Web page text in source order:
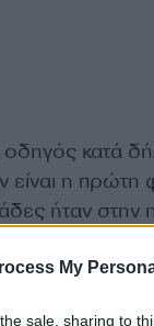
My
sale, sharing to
κατά
είναι η
ήταν